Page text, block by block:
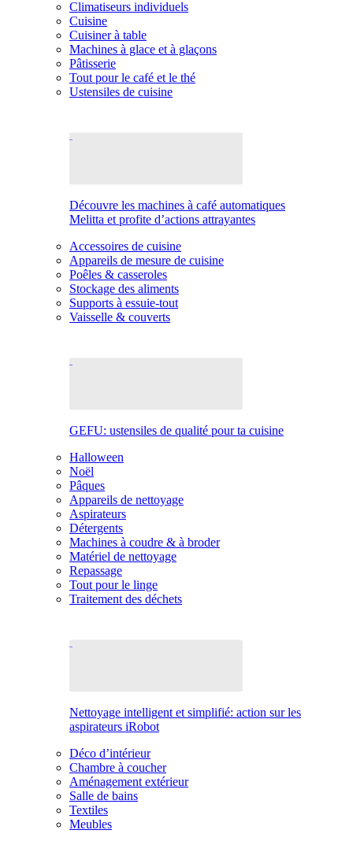
Climatiseurs individuels
Cuisine
Cuisiner à table
Machines à glace et à glaçons
Pâtisserie
Tout pour le café et le thé
Ustensiles de cuisine
Découvre les machines à café automatiques
Melitta et profite d’actions attrayantes
Accessoires de cuisine
Appareils de mesure de cuisine
Poêles & casseroles
Stockage des aliments
Supports à essuie-tout
Vaisselle & couverts
GEFU: ustensiles de qualité pour ta cuisine
Halloween
Noël
Pâques
Appareils de nettoyage
Aspirateurs
Détergents
Machines à coudre & à broder
Matériel de nettoyage
Repassage
Tout pour le linge
Traitement des déchets
Nettoyage intelligent et simplifié: action sur les
aspirateurs iRobot
Déco d’intérieur
Chambre à coucher
Aménagement extérieur
Salle de bains
Textiles
Meubles